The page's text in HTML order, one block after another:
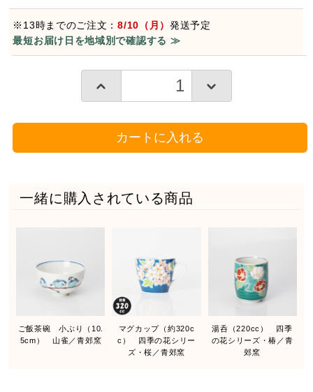
※13時までのご注文：8/10（月）発送予定
最短お届け日を地域別で確認する ≫
カートに入れる
一緒に購入されている商品
ご飯茶碗 小ぶり（10.
5cm） 山雀／青郊窯
マグカップ（約320c
c） 四季の花シリー
ズ・桜／青郊窯
湯呑（220cc） 四季
の花シリーズ・椿／青
郊窯